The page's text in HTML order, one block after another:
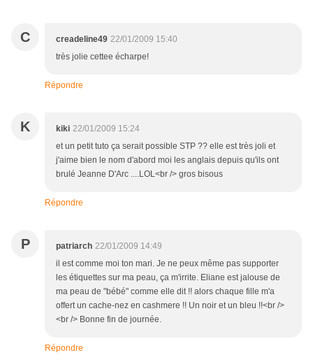
C creadeline49 22/01/2009 15:40
très jolie cettee écharpe!
Répondre
K kiki 22/01/2009 15:24
et un petit tuto ça serait possible STP ?? elle est très joli et
j'aime bien le nom d'abord moi les anglais depuis qu'ils ont
brulé Jeanne D'Arc ....LOL<br /> gros bisous
Répondre
P patriarch 22/01/2009 14:49
il est comme moi ton mari. Je ne peux même pas supporter
les étiquettes sur ma peau, ça m'irrite. Eliane est jalouse de
ma peau de "bébé" comme elle dit !! alors chaque fille m'a
offert un cache-nez en cashmere !! Un noir et un bleu !!<br />
<br /> Bonne fin de journée.
Répondre